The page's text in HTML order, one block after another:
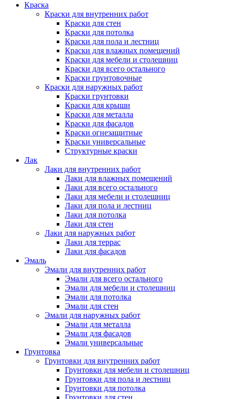
Краска
Краски для внутренних работ
Краски для стен
Краски для потолка
Краски для пола и лестниц
Краски для влажных помещений
Краски для мебели и столешниц
Краски для всего остального
Краски грунтовочные
Краски для наружных работ
Краски грунтовки
Краски для крыши
Краски для металла
Краски для фасадов
Краски огнезащитные
Краски универсальные
Структурные краски
Лак
Лаки для внутренних работ
Лаки для влажных помещений
Лаки для всего остального
Лаки для мебели и столешниц
Лаки для пола и лестниц
Лаки для потолка
Лаки для стен
Лаки для наружных работ
Лаки для террас
Лаки для фасадов
Эмаль
Эмали для внутренних работ
Эмали для всего остального
Эмали для мебели и столешниц
Эмали для потолка
Эмали для стен
Эмали для наружных работ
Эмали для металла
Эмали для фасадов
Эмали универсальные
Грунтовка
Грунтовки для внутренних работ
Грунтовки для мебели и столешниц
Грунтовки для пола и лестниц
Грунтовки для потолка
Грунтовки для стен